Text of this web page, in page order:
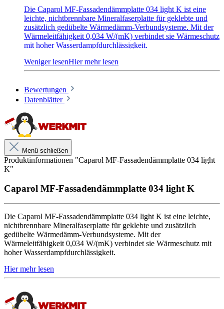
Die Caparol MF-Fassadendämmplatte 034 light K ist eine
leichte, nichtbrennbare Mineralfaserplatte für geklebte und
zusätzlich gedübelte Wärmedämm-Verbundsysteme. Mit der
Wärmeleitfähigkeit 0,034 W/(mK) verbindet sie Wärmeschutz
mit hoher Wasserdampfdurchlässigkeit.
Die Platte ist beidseitig beschichtet und besitzt das Format 120
× 40 cm. Sie ist für tragfähige mineralische Untergründe
zusätzlich im W-Schema verdübelt.
Nichtbrennbar, Euroklasse A1
Wärmeleitfähigkeit 0,034 W/(mK)
Beidseitig beschichtet
Geeignet für
Caparol Wärmedämm-Verbundsysteme
Mineralische, neubaugleiche Untergründe
Feste, tragfähige mineralische Altputze
Tragfähige mineralische Altbeschichtungen
Ebene und saugende mineralische Flächen
Geklebte und gedübelte Fassadendämmung
Bewertungen
Datenblätter
Menü schließen
Produktinformationen "Caparol MF-Fassadendämmplatte 034 light
K"
Caparol MF-Fassadendämmplatte 034 light K
Die Caparol MF-Fassadendämmplatte 034 light K ist eine leichte,
nichtbrennbare Mineralfaserplatte für geklebte und zusätzlich
gedübelte Wärmedämm-Verbundsysteme. Mit der
Wärmeleitfähigkeit 0,034 W/(mK) verbindet sie Wärmeschutz mit
hoher Wasserdampfdurchlässigkeit.
Die Platte ist beidseitig beschichtet und besitzt das Format 120 × 40
cm. Sie ist für tragfähige mineralische Untergründe vorgesehen und
verdübelt.